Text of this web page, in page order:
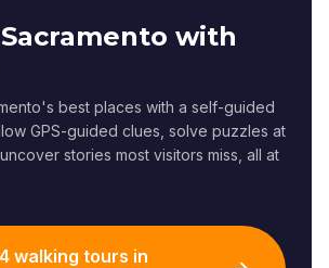
with
best places with a self-guided
GPS-guided clues, solve puzzles at
stories most visitors miss, all at
walking tours in